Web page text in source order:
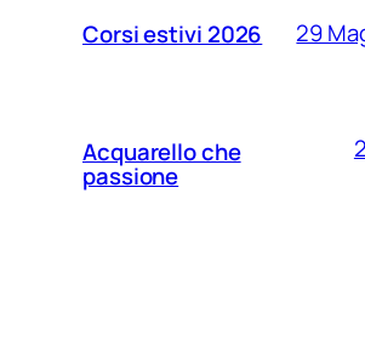
Corsi estivi 2026 29
Acquarello che
passione